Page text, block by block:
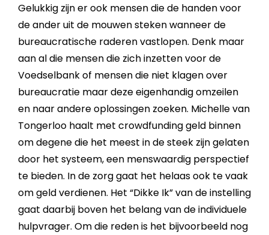
Gelukkig zijn er ook mensen die de handen voor
de ander uit de mouwen steken wanneer de
bureaucratische raderen vastlopen. Denk maar
aan al die mensen die zich inzetten voor de
Voedselbank of mensen die niet klagen over
bureaucratie maar deze eigenhandig omzeilen
en naar andere oplossingen zoeken. Michelle van
Tongerloo haalt met crowdfunding geld binnen
om degene die het meest in de steek zijn gelaten
door het systeem, een menswaardig perspectief
te bieden. In de zorg gaat het helaas ook te vaak
om geld verdienen. Het “Dikke Ik” van de instelling
gaat daarbij boven het belang van de individuele
hulpvrager. Om die reden is het bijvoorbeeld nog